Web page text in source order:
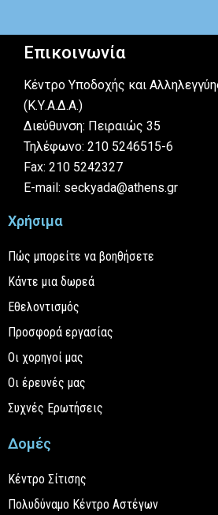
Επικοινωνία
Κέντρο Υποδοχής και
(Κ.Υ.Α.Δ.Α.)
Διεύθυνση: Πειραιώς 35
Τηλέφωνο: 210 5246515-6
Fax: 210 5242327
E-mail: seckyada@athens.gr
Χρήσιμα
Πώς μπορείτε να βοηθήσετε
Κάντε μια δωρεά
Εθελοντισμός
Προσφορά εργασίας
Οι χορηγοί μας
Οι έρευνές μας
Συχνές Ερωτήσεις
Δομές
Κέντρο Σίτισης
Πολυδύναμο Κέντρο Αστέγων